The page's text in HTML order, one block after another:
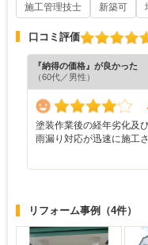
施工管理技士
新築可
口コミ評価
『納得の価格』が良かった
（60代／男性）
塗装作業後の経年劣化及
雨漏り対応が迅速に施工さ
リフォーム事例 （4件）